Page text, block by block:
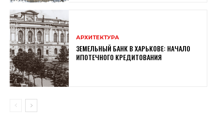
АРХИТЕКТУРА
ЗЕМЕЛЬНЫЙ БАНК В ХАРЬКОВЕ: НАЧАЛО
ИПОТЕЧНОГО КРЕДИТОВАНИЯ